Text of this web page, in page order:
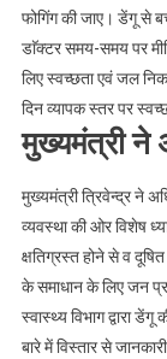
फोगिंग की जाए। डेंगू से
डाॅक्टर समय-समय पर
लिए स्वच्छता एवं जल
दिन व्यापक स्तर पर
मुख्यमंत्री ने
मुख्यमंत्री त्रिवेन्द्र ने
व्यवस्था की ओर विशेष
क्षतिग्रस्त होने से व
के समाधान के लिए जन
स्वास्थ्य विभाग द्वारा
बारे में विस्तार से